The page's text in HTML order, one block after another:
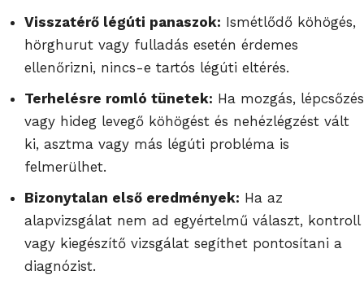
Visszatérő légúti panaszok: Ismétlődő köhögés,
hörghurut vagy fulladás esetén érdemes
ellenőrizni, nincs-e tartós légúti eltérés.
Terhelésre romló tünetek: Ha mozgás, lépcsőzés
vagy hideg levegő köhögést és nehézlégzést vált
ki, asztma vagy más légúti probléma is
felmerülhet.
Bizonytalan első eredmények: Ha az
alapvizsgálat nem ad egyértelmű választ, kontroll
vagy kiegészítő vizsgálat segíthet pontosítani a
diagnózist.